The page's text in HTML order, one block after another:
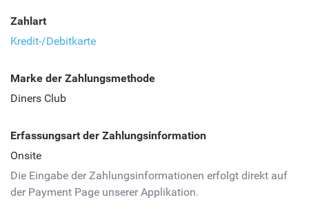
Zahlart
Kredit-/Debitkarte
Marke der Zahlungsmethode
Diners Club
Erfassungsart der Zahlungsinformation
Onsite
Die Eingabe der Zahlungsinformationen erfolgt direkt auf
der Payment Page unserer Applikation.